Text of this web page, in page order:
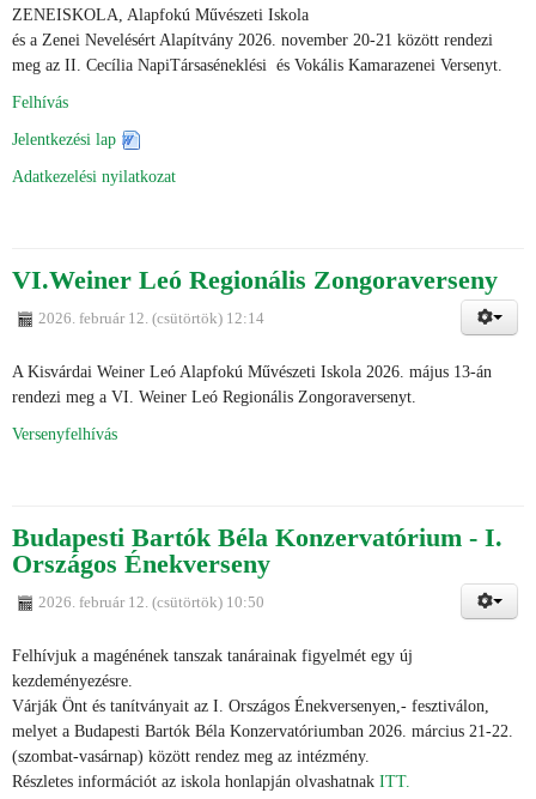
ZENEISKOLA, Alapfokú Művészeti Iskola
és a Zenei Nevelésért Alapítvány 2026. november 20-21 között rendezi
meg az II. Cecília NapiTársaséneklési és Vokális Kamarazenei Versenyt.
Felhívás
Jelentkezési lap
Adatkezelési nyilatkozat
VI.Weiner Leó Regionális Zongoraverseny
2026. február 12. (csütörtök) 12:14
A Kisvárdai Weiner Leó Alapfokú Művészeti Iskola 2026. május 13-án
rendezi meg a VI. Weiner Leó Regionális Zongoraversenyt.
Versenyfelhívás
Budapesti Bartók Béla Konzervatórium - I.
Országos Énekverseny
2026. február 12. (csütörtök) 10:50
Felhívjuk a magénének tanszak tanárainak figyelmét egy új
kezdeményezésre.
Várják Önt és tanítványait az I. Országos Énekversenyen,- fesztiválon,
melyet a Budapesti Bartók Béla Konzervatóriumban 2026. március 21-22.
(szombat-vasárnap) között rendez meg az intézmény.
Részletes információt az iskola honlapján olvashatnak ITT.